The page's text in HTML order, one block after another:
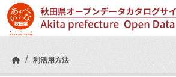
Skip to main content
利活用方法